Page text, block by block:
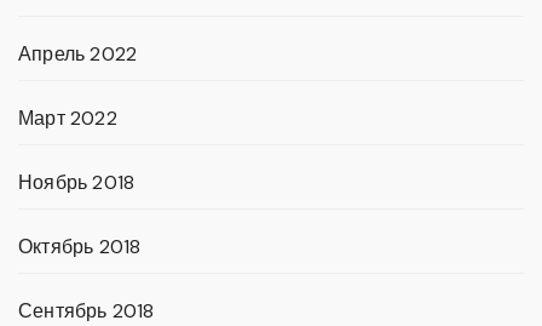
Апрель 2022
Март 2022
Ноябрь 2018
Октябрь 2018
Сентябрь 2018